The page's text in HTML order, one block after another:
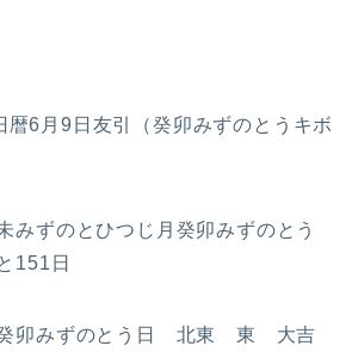
6月9日友引（癸卯みずのとうキボ
みずのとひつじ月癸卯みずのとう
151日
卯みずのとう日 北東 東 大吉